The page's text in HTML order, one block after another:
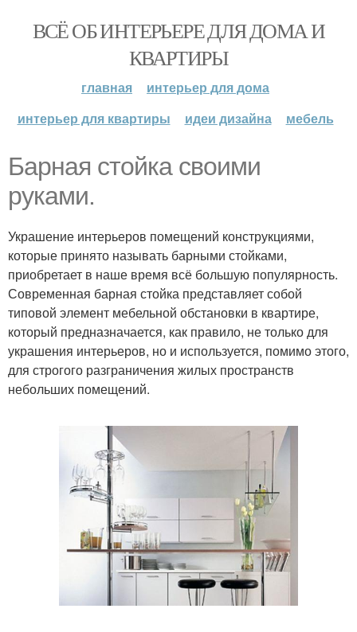
ВСЁ ОБ ИНТЕРЬЕРЕ ДЛЯ ДОМА И
КВАРТИРЫ
главная
интерьер для дома
интерьер для квартиры
идеи дизайна мебель
Барная стойка своими
руками.
Украшение интерьеров помещений конструкциями,
которые принято называть барными стойками,
приобретает в наше время всё большую популярность.
Современная барная стойка представляет собой
типовой элемент мебельной обстановки в квартире,
который предназначается, как правило, не только для
украшения интерьеров, но и используется, помимо этого,
для строгого разграничения жилых пространств
небольших помещений.